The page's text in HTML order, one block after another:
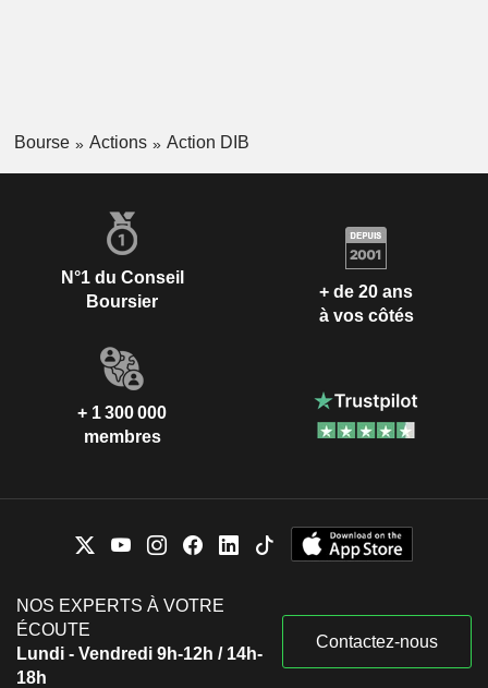
Bourse Actions Action DIB
N°1 du Conseil
Boursier
+ de 20 ans
à vos côtés
+ 1 300 000
membres
NOS EXPERTS À VOTRE
ÉCOUTE
Lundi - Vendredi 9h-12h / 14h-
18h
Contactez-nous